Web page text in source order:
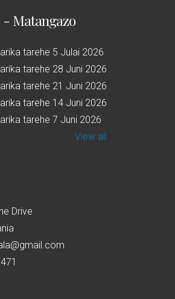
- Matangazo
tarehe 5 Julai 2026
tarehe 28 Juni 2026
tarehe 21 Juni 2026
tarehe 14 Juni 2026
tarehe 7 Juni 2026
View all
Drive